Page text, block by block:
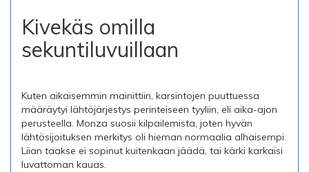
Kivekäs omilla
sekuntiluvuillaan
Kuten aikaisemmin mainittiin, karsintojen puuttuessa
määräytyi lähtöjärjestys perinteiseen tyyliin, eli aika-ajon
perusteella. Monza suosii kilpailemista, joten hyvän
lähtösijoituksen merkitys oli hieman normaalia alhaisempi.
Liian taakse ei sopinut kuitenkaan jäädä, tai kärki karkaisi
luvattoman kauas.